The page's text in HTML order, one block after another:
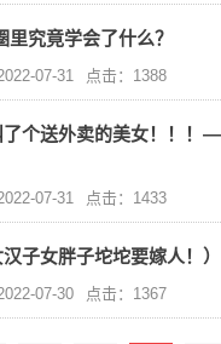
究竟学会了什么？
07-31 点击：1388
了个送外卖的美女！！！
07-31 点击：1433
子女胖子坨坨要嫁人！）
07-30 点击：1367